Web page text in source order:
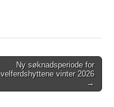
Ny søknadsperiode for
velferdshyttene vinter 2026
→